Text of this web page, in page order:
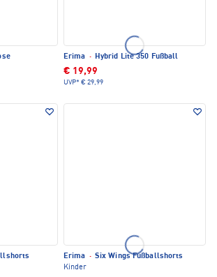
Erima · Hybrid Lite 350 Fußball
€ 19,99
UVP* € 29,99
Erima · Six Wings Fußballshorts
Kinder